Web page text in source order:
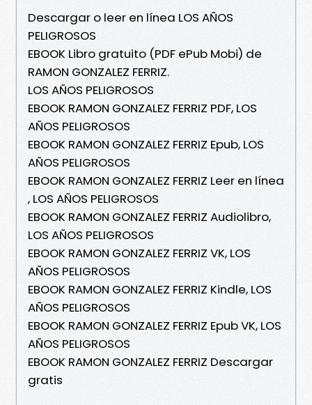
Descargar o leer en línea LOS AÑOS
PELIGROSOS
EBOOK Libro gratuito (PDF ePub Mobi) de
RAMON GONZALEZ FERRIZ.
LOS AÑOS PELIGROSOS
EBOOK RAMON GONZALEZ FERRIZ PDF, LOS
AÑOS PELIGROSOS
EBOOK RAMON GONZALEZ FERRIZ Epub, LOS
AÑOS PELIGROSOS
EBOOK RAMON GONZALEZ FERRIZ Leer en línea
, LOS AÑOS PELIGROSOS
EBOOK RAMON GONZALEZ FERRIZ Audiolibro,
LOS AÑOS PELIGROSOS
EBOOK RAMON GONZALEZ FERRIZ VK, LOS
AÑOS PELIGROSOS
EBOOK RAMON GONZALEZ FERRIZ Kindle, LOS
AÑOS PELIGROSOS
EBOOK RAMON GONZALEZ FERRIZ Epub VK, LOS
AÑOS PELIGROSOS
EBOOK RAMON GONZALEZ FERRIZ Descargar
gratis